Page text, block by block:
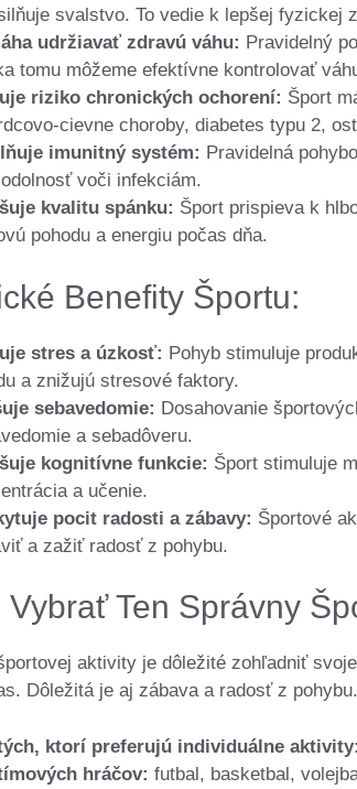
svalstvo. To vedie k lepšej fyzickej
udržiavať zdravú váhu: Pravidelný
tomu môžeme efektívne kontrolovať
riziko chronických ochorení: Šport
cievne choroby, diabetes typu 2,
imunitný systém: Pravidelná
voči infekciám.
kvalitu spánku: Šport prispieva k
pohodu a energiu počas dňa.
Benefity Športu:
stres a úzkosť: Pohyb stimuluje
a znižujú stresové faktory.
sebavedomie: Dosahovanie
a sebadôveru.
kognitívne funkcie: Šport stimuluje
a učenie.
pocit radosti a zábavy: Športové
a zažiť radosť z pohybu.
Vybrať Ten Správny
aktivity je dôležité zohľadniť
Dôležitá je aj zábava a radosť z pohybu.
ktorí preferujú individuálne aktivity:
hráčov: futbal, basketbal,